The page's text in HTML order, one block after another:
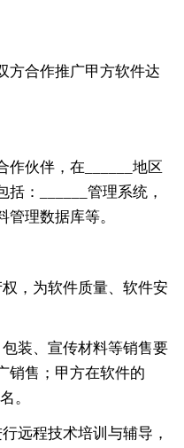
方合作推广甲方软件达
作伙伴，在______地区
：______管理系统，
理数据库等。
，为软件质量、软件安
装、宣传材料等销售要
销售；甲方在软件的
。
远程技术培训与辅导，